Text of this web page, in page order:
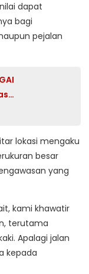
dapat
bagi
pejalan
lokasi mengaku
besar
yang
kami khawatir
terutama
Apalagi jalan
kepada